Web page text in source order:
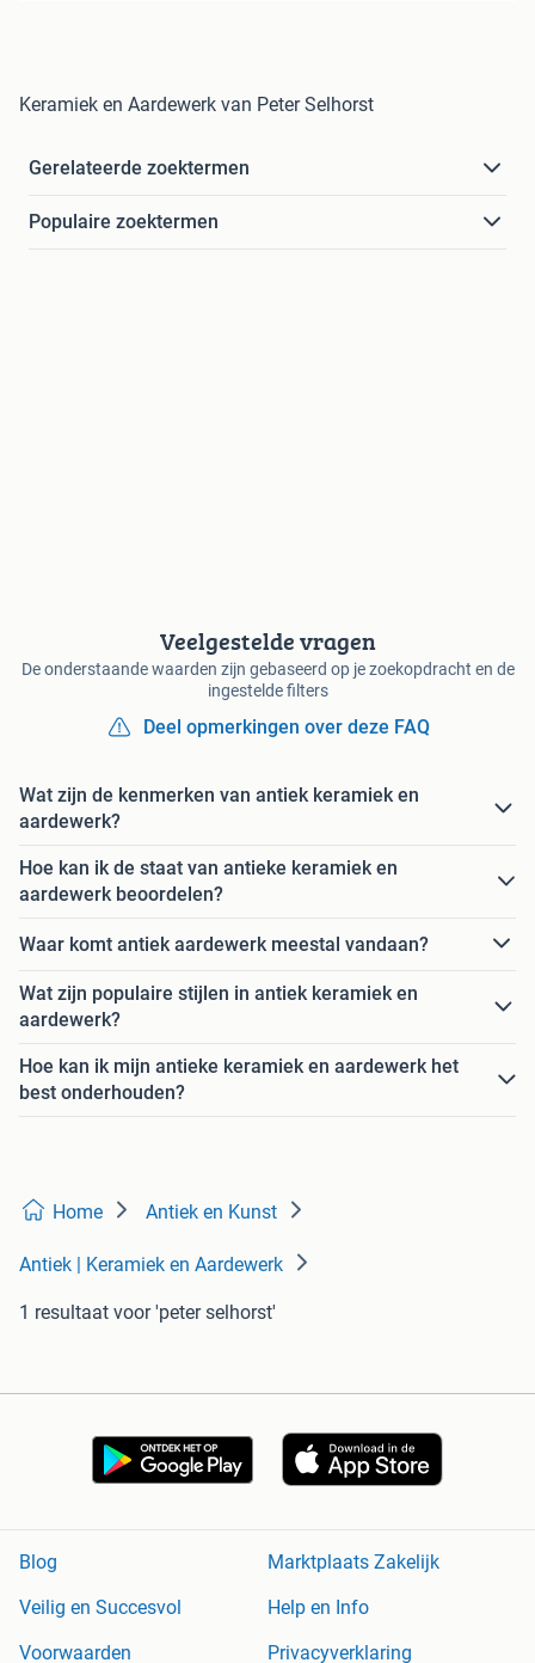
Keramiek en Aardewerk van Peter Selhorst
Gerelateerde zoektermen
Populaire zoektermen
Veelgestelde vragen
De onderstaande waarden zijn gebaseerd op je zoekopdracht en de
ingestelde filters
Deel opmerkingen over deze FAQ
Wat zijn de kenmerken van antiek keramiek en
aardewerk?
Hoe kan ik de staat van antieke keramiek en
aardewerk beoordelen?
Waar komt antiek aardewerk meestal vandaan?
Wat zijn populaire stijlen in antiek keramiek en
aardewerk?
Hoe kan ik mijn antieke keramiek en aardewerk het
best onderhouden?
Home Antiek en Kunst
Antiek | Keramiek en Aardewerk
1 resultaat voor 'peter selhorst'
Blog
Marktplaats Zakelijk
Veilig en Succesvol
Help en Info
Voorwaarden
Privacyverklaring